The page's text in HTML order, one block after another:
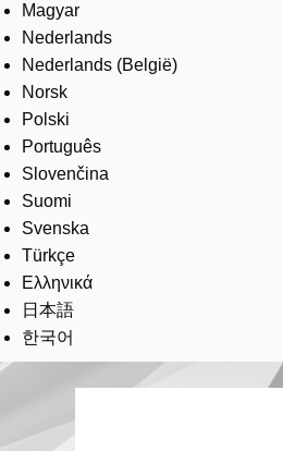
Magyar
Nederlands
Nederlands (België)
Norsk
Polski
Português
Slovenčina
Suomi
Svenska
Türkçe
Ελληνικά
日本語
한국어